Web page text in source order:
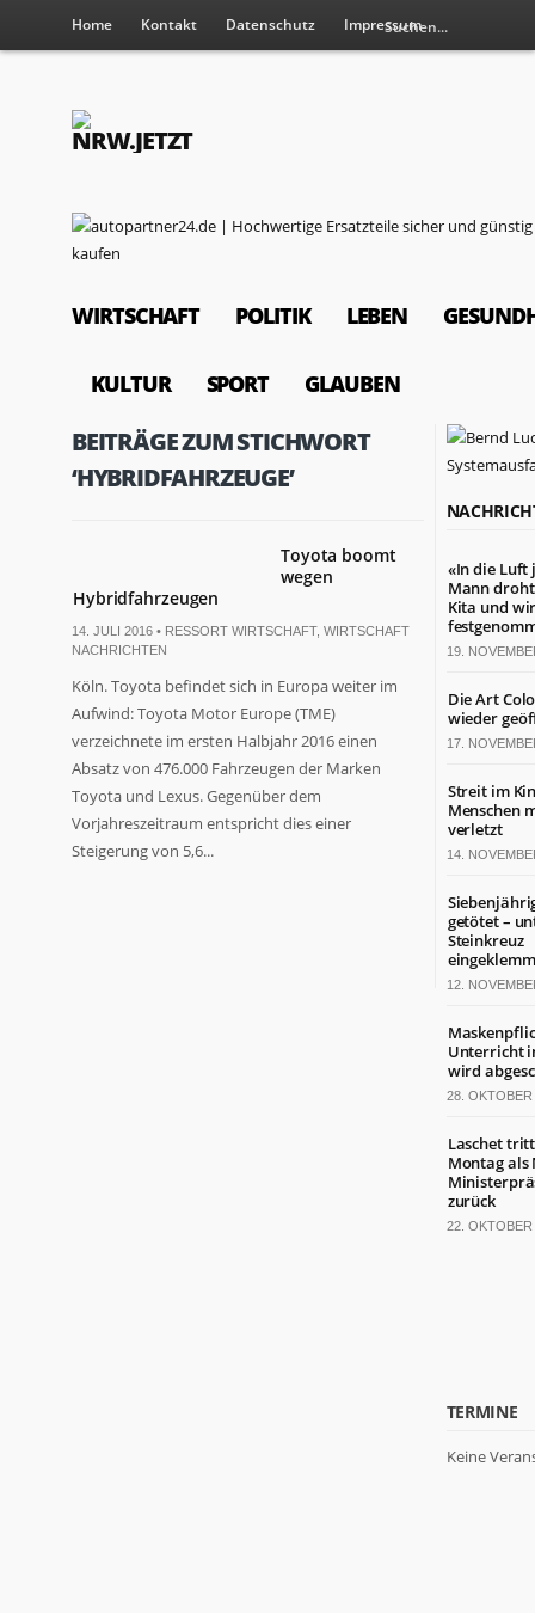
Home Kontakt Datenschutz Impressum
WIRTSCHAFT POLITIK LEBEN
KULTUR SPORT GLAUBEN
BEITRÄGE ZUM STICHWORT
‘HYBRIDFAHRZEUGE’
Toyota boomt
wegen
Hybridfahrzeugen
14. JULI 2016 • RESSORT WIRTSCHAFT, WIRTSCHAFT
NACHRICHTEN
Köln. Toyota befindet sich in Europa weiter im
Aufwind: Toyota Motor Europe (TME)
verzeichnete im ersten Halbjahr 2016 einen
Absatz von 476.000 Fahrzeugen der Marken
Toyota und Lexus. Gegenüber dem
Vorjahreszeitraum entspricht dies einer
Steigerung von 5,6...
«In die Luft
Mann
Kita und
19.
Die Art
wieder
17.
Streit im
Menschen
verletzt
14.
getötet –
Steinkreuz
12.
Unterricht
wird
28. OKTOBER
Laschet
Montag als
zurück
22. OKTOBER
TERMINE
Keine